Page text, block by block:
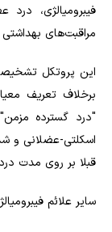
فیبرومیالژی،
مراقبت‌های
این پروتکل
"درد گسترده
اسکلتی-عضلانی و
قبلا بر روی مدت
سایر علائم